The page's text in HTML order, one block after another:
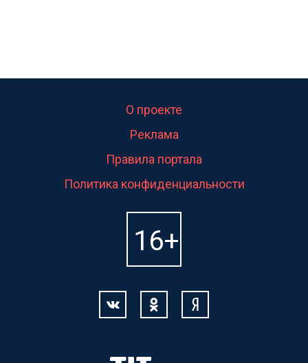
О проекте
Реклама
Правила портала
Политика конфиденциальности